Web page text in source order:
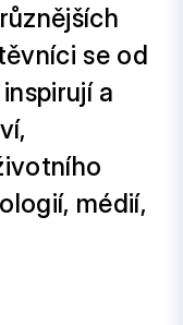
se od
a
médií,